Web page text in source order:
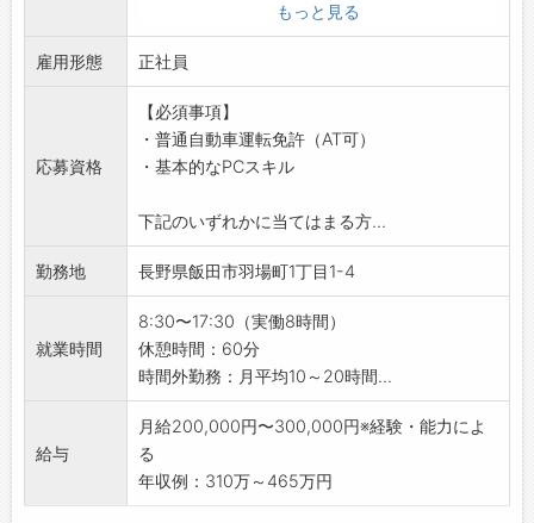
【採用担当からのメッセージ】
働く仲間がやりがいを持ち、働きやすい職場に
していくために、『全社員研修の実施』、『改
善提案活動』、『より良い組織づくり』など会
皆さんの応募をお待ちしております。
・半年～1年：先輩に同行しながら、知識をつけ
慣れていきます。
※その後は、徐々にお任せする業務を増やして
【設備】
・更衣室、個人ロッカー完備。
・食堂スペース（休憩室）あり。
・コーヒーメーカー等完備。
【福利厚生】
・資格取得支援制度
・OJTリーダー制度（入社後半年間）
・親睦会・レクリエーション大会
・レクリエーション補助
・永年勤続表彰（10・20・30年）
・健康診断・ストレスチェック実施（年1回～）
・インフルエンザワクチン接種補助
・無料ドリンクサーバーあり
【業界未経験者歓迎♪】
・パソコンを使ったデータ⼊⼒・事務・表計算
等
・経理代行（業務代行・改善ご提案等）
（利用ソフト：TKC、MJS、弥⽣、JDL、
freee、MF、勘定奉⾏、達⼈、魔法陣、PCA、
EPSON、会計王、ICS、発展会計、その他）
※社用車（AT）を使用し、お客様先にて伝票回
収・業務改善・経理代行サービスのご提案もあ
り
・顧客対応あり（メール、電話、対面）
【職場の雰囲気・社風】
・働き方改革を進めており、テレワークや土日
の振替出勤及び休暇取得を行っています。
・業務の電子化、ペーパーレス化を進めていま
す。
もっと見る
雇用形態 正社員
応募資格
【必須事項】
・普通自動車運転免許（AT可）
・基本的なPCスキル
下記のいずれかに当てはまる方...
勤務地 長野県飯田市羽場町1丁目1-4
就業時間
8:30〜17:30（実働8時間）
休憩時間：60分
時間外勤務：月平均10～20時間...
給与
月給200,000円〜300,000円※経験・能力によ
る
年収例：310万～465万円